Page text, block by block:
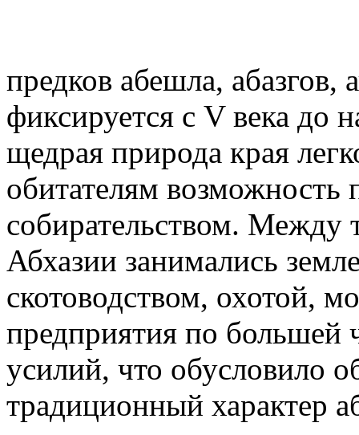
предков абешла, абазгов,
фиксируется с V века
щедрая природа края
обитателям
собирательством.
Абхазии занимались
скотоводством, охотой,
предприятия по большей
усилий, что обусловило
традиционный характер